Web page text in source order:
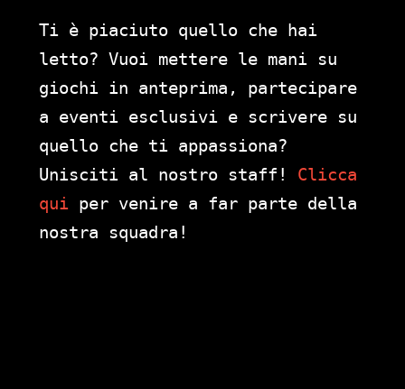
Ti è piaciuto quello che hai
letto? Vuoi mettere le mani su
giochi in anteprima, partecipare
a eventi esclusivi e scrivere su
quello che ti appassiona?
Unisciti al nostro staff! Clicca
qui per venire a far parte della
nostra squadra!